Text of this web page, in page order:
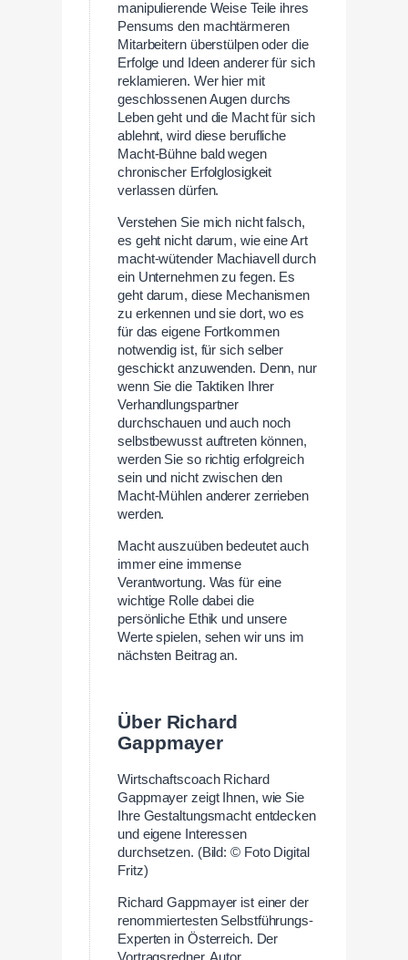
manipulierende Weise Teile ihres
Pensums den machtärmeren
Mitarbeitern überstülpen oder die
Erfolge und Ideen anderer für sich
reklamieren. Wer hier mit
geschlossenen Augen durchs
Leben geht und die Macht für sich
ablehnt, wird diese berufliche
Macht-Bühne bald wegen
chronischer Erfolglosigkeit
verlassen dürfen.
Verstehen Sie mich nicht falsch,
es geht nicht darum, wie eine Art
macht-wütender Machiavell durch
ein Unternehmen zu fegen. Es
geht darum, diese Mechanismen
zu erkennen und sie dort, wo es
für das eigene Fortkommen
notwendig ist, für sich selber
geschickt anzuwenden. Denn, nur
wenn Sie die Taktiken Ihrer
Verhandlungspartner
durchschauen und auch noch
selbstbewusst auftreten können,
werden Sie so richtig erfolgreich
sein und nicht zwischen den
Macht-Mühlen anderer zerrieben
werden.
Macht auszuüben bedeutet auch
immer eine immense
Verantwortung. Was für eine
wichtige Rolle dabei die
persönliche Ethik und unsere
Werte spielen, sehen wir uns im
nächsten Beitrag an.
Über Richard
Gappmayer
Wirtschaftscoach Richard
Gappmayer zeigt Ihnen, wie Sie
Ihre Gestaltungsmacht entdecken
und eigene Interessen
durchsetzen. (Bild: © Foto Digital
Fritz)
Richard Gappmayer ist einer der
renommiertesten Selbstführungs-
Experten in Österreich. Der
Vortragsredner, Autor,